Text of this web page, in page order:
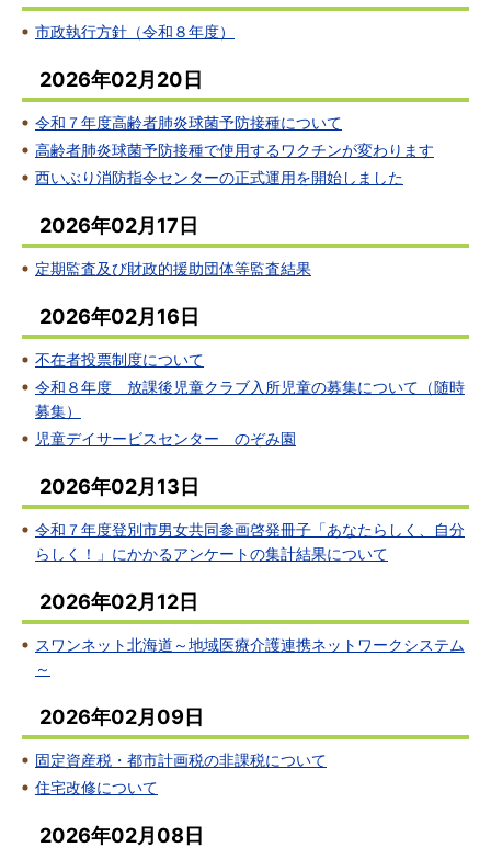
市政執行方針（令和８年度）
2026年02月20日
令和７年度高齢者肺炎球菌予防接種について
高齢者肺炎球菌予防接種で使用するワクチンが変わります
西いぶり消防指令センターの正式運用を開始しました
2026年02月17日
定期監査及び財政的援助団体等監査結果
2026年02月16日
不在者投票制度について
令和８年度 放課後児童クラブ入所児童の募集について（随時
募集）
児童デイサービスセンター のぞみ園
2026年02月13日
令和７年度登別市男女共同参画啓発冊子「あなたらしく、自分
らしく！」にかかるアンケートの集計結果について
2026年02月12日
スワンネット北海道～地域医療介護連携ネットワークシステム
～
2026年02月09日
固定資産税・都市計画税の非課税について
住宅改修について
2026年02月08日